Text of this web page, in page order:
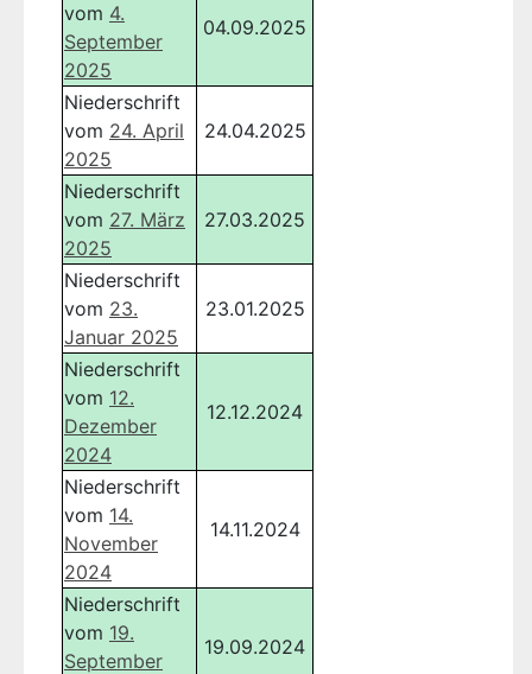
vom 4.
September
2025
04.09.2025
Niederschrift
vom 24. April
2025
24.04.2025
Niederschrift
vom 27. März
2025
27.03.2025
Niederschrift
vom 23.
Januar 2025
23.01.2025
Niederschrift
vom 12.
Dezember
2024
12.12.2024
Niederschrift
vom 14.
November
2024
14.11.2024
Niederschrift
vom 19.
September
19.09.2024